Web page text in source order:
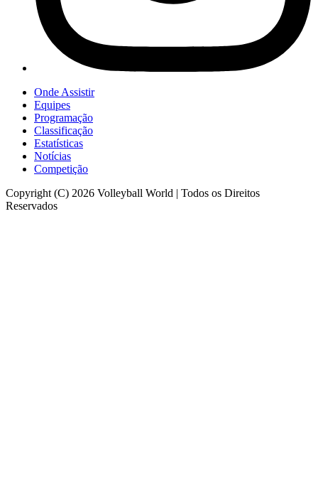
Onde Assistir
Equipes
Programação
Classificação
Estatísticas
Notícias
Competição
Copyright (C) 2026 Volleyball World | Todos os Direitos
Reservados